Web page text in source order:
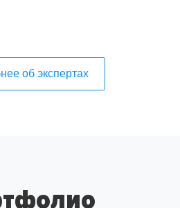
об экспертах